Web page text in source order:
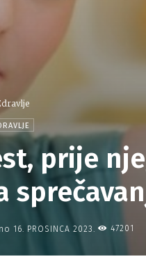
prije
16. PROSINCA 2023. 47201